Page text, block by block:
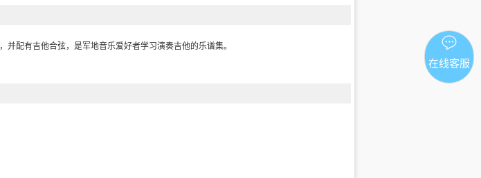
并配有吉他合弦，是军地音乐爱好者学习演奏吉他的乐谱集。
在线客服